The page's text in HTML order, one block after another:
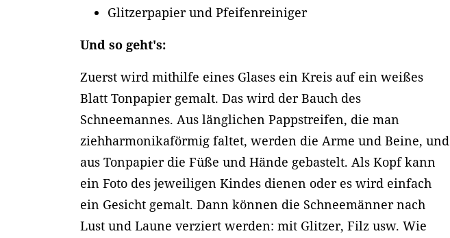
Glitzerpapier und Pfeifenreiniger
Und so geht's:
Zuerst wird mithilfe eines Glases ein Kreis auf ein weißes
Blatt Tonpapier gemalt. Das wird der Bauch des
Schneemannes. Aus länglichen Pappstreifen, die man
ziehharmonikaförmig faltet, werden die Arme und Beine, und
aus Tonpapier die Füße und Hände gebastelt. Als Kopf kann
ein Foto des jeweiligen Kindes dienen oder es wird einfach
ein Gesicht gemalt. Dann können die Schneemänner nach
Lust und Laune verziert werden: mit Glitzer, Filz usw. Wie